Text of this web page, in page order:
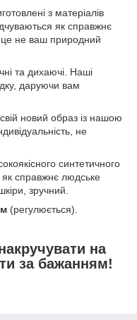
з матеріалів
як справжнє
це не ваш природний
та дихаючі. Наші
даруючи вам
новий образ із нашою
не
синтетичного
справжнє людське
зручний.
(регулюється).
на
за бажанням!